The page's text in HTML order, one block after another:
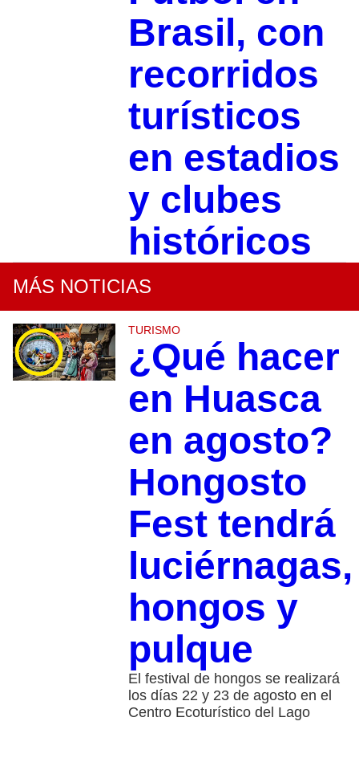
Brasil, con
recorridos
turísticos
en estadios
y clubes
históricos
MÁS NOTICIAS
TURISMO
¿Qué hacer
en Huasca
en agosto?
Hongosto
Fest tendrá
luciérnagas,
hongos y
pulque
El festival de hongos se realizará
los días 22 y 23 de agosto en el
Centro Ecoturístico del Lago